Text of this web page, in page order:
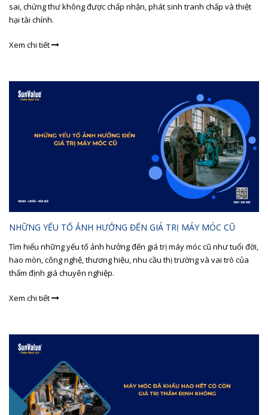
sai, chứng thư không được chấp nhận, phát sinh tranh chấp và thiệt
hại tài chính.
Xem chi tiết
NHỮNG YẾU TỐ ẢNH HƯỞNG ĐẾN GIÁ TRỊ MÁY MÓC CŨ
Tìm hiểu những yếu tố ảnh hưởng đến giá trị máy móc cũ như tuổi đời,
hao mòn, công nghệ, thương hiệu, nhu cầu thị trường và vai trò của
thẩm định giá chuyên nghiệp.
Xem chi tiết